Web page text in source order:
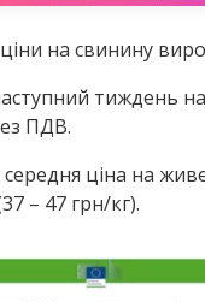
на свинину
тиждень
ПДВ.
ціна на
– 47 грн/кг).